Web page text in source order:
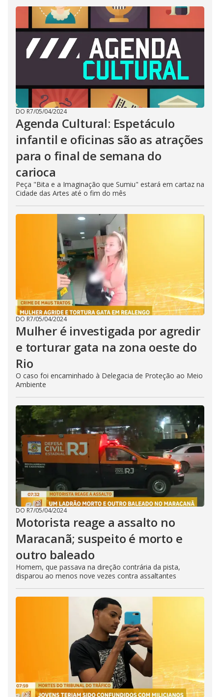
DO R7/05/04/2024
Agenda Cultural: Espetáculo
infantil e oficinas são as atrações
para o final de semana do
carioca
Peça "Bita e a Imaginação que Sumiu" estará em cartaz na
Cidade das Artes até o fim do mês
DO R7/05/04/2024
Mulher é investigada por agredir
e torturar gata na zona oeste do
Rio
O caso foi encaminhado à Delegacia de Proteção ao Meio
Ambiente
DO R7/05/04/2024
Motorista reage a assalto no
Maracanã; suspeito é morto e
outro baleado
Homem, que passava na direção contrária da pista,
disparou ao menos nove vezes contra assaltantes